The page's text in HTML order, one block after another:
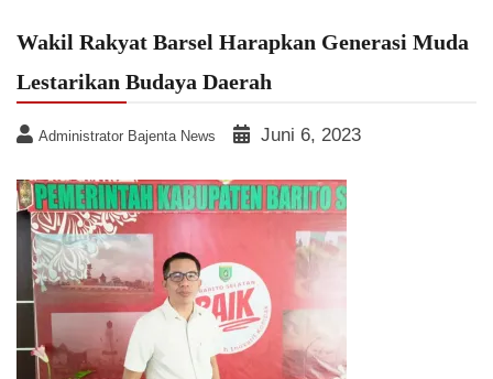
Wakil Rakyat Barsel Harapkan Generasi Muda
Lestarikan Budaya Daerah
Administrator Bajenta News Juni 6, 2023